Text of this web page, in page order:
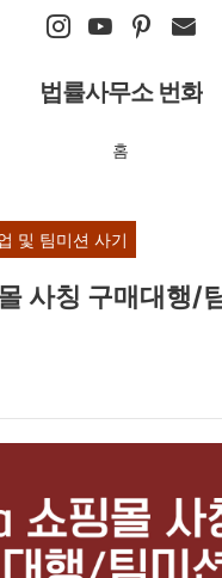
법률사무소 번화
홈
및 팀미션 사기
사칭 구매대행/